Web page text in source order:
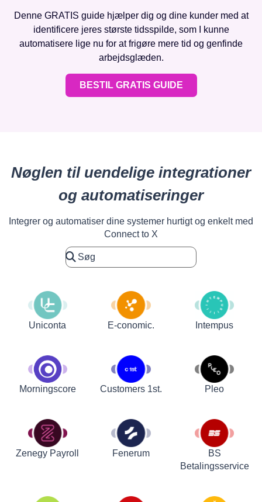
Denne GRATIS guide hjælper dig og dine kunder med at
identificere jeres største tidsspilde, som I kunne
automatisere lige nu for at frigøre mere tid og genfinde
arbejdsglæden.
BESTIL GRATIS GUIDE
Nøglen til uendelige integrationer
og automatiseringer
Integrer og automatiser dine systemer hurtigt og enkelt med
Connect to X
Uniconta E-conomic. Intempus
Morningscore Customers 1st. Pleo
Zenegy Payroll Fenerum
BS
Betalingsservice